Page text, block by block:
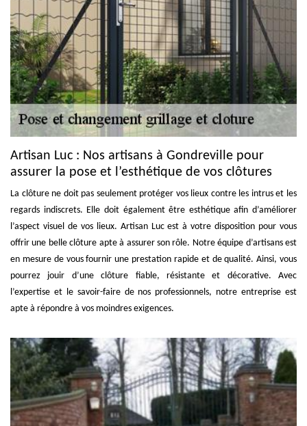
Artisan Luc : Nos artisans à Gondreville pour
assurer la pose et l’esthétique de vos clôtures
La clôture ne doit pas seulement protéger vos lieux contre les intrus et les
regards indiscrets. Elle doit également être esthétique afin d’améliorer
l’aspect visuel de vos lieux. Artisan Luc est à votre disposition pour vous
offrir une belle clôture apte à assurer son rôle. Notre équipe d’artisans est
en mesure de vous fournir une prestation rapide et de qualité. Ainsi, vous
pourrez jouir d’une clôture fiable, résistante et décorative. Avec
l’expertise et le savoir-faire de nos professionnels, notre entreprise est
apte à répondre à vos moindres exigences.